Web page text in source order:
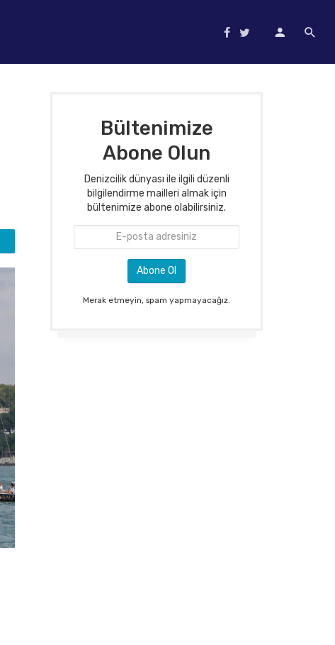
Bültenimize
Abone Olun
Denizcilik dünyası ile ilgili düzenli
bilgilendirme mailleri almak için
bültenimize abone olabilirsiniz.
Merak etmeyin, spam yapmayacağız.